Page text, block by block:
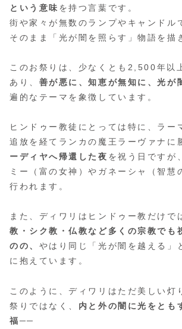
という意味 を持つ言葉です。
街や家々が無数のランプやキャンドル
そのまま「光が闇を照らす」物語を描
このお祭りは、少なくとも 2,500年以
あり、 善が悪に、知恵が無知に、光が
遍的なテーマを象徴しています。
ヒンドゥー教徒にとっては特に、ラー
追放を経てランカの魔王ラーヴァナに
ーディヤへ帰還した夜 を祝う日ですが
ミー（富の女神）やガネーシャ（智慧
行われます。
また、ディワリはヒンドゥー教だけで
教・シク教・仏教など多くの宗教でも
のの、 やはり同じ「光が闇を越える」
に抱えています。
このように、ディワリはただ美しい灯
祭りではなく、 内と外の闇に光をとも
福──